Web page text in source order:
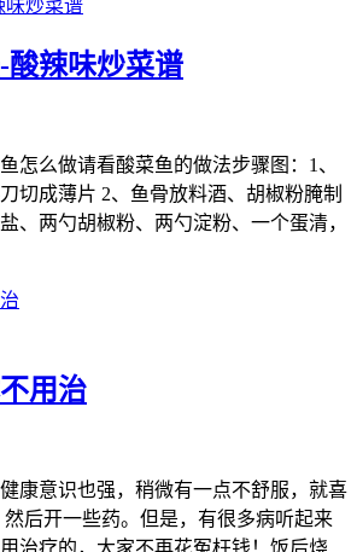
酸辣味炒菜谱
怎么做请看酸菜鱼的做法步骤图：1、
切成薄片 2、鱼骨放料酒、胡椒粉腌制
、两勺胡椒粉、两勺淀粉、一个蛋清，
用治
康意识也强，稍微有一点不舒服，就喜
后开一些药。但是，有很多病听起来